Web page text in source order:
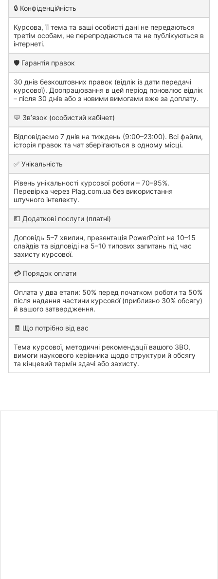
🔒 Конфіденційність
Курсова, її тема та ваші особисті дані не передаються
третім особам, не перепродаються та не публікуються в
інтернеті.
🛡️ Гарантія правок
30 днів безкоштовних правок (відлік із дати передачі
курсової). Доопрацювання в цей період поновлює відлік
– після 30 днів або з новими вимогами вже за доплату.
💬 Зв’язок (особистий кабінет)
Відповідаємо 7 днів на тиждень (9:00–23:00). Всі файли,
історія правок та чат зберігаються в одному місці.
✅ Унікальність
Рівень унікальності курсової роботи – 70–95%.
Перевірка через Plag.com.ua без використання
штучного інтелекту.
💵 Додаткові послуги (платні)
Доповідь 5–7 хвилин, презентація PowerPoint на 10–15
слайдів та відповіді на 5–10 типових запитань під час
захисту курсової.
💳 Порядок оплати
Оплата у два етапи: 50% перед початком роботи та 50%
після надання частини курсової (приблизно 30% обсягу)
й вашого затвердження.
🧾 Що потрібно від вас
Тема курсової, методичні рекомендації вашого ЗВО,
вимоги наукового керівника щодо структури й обсягу
та кінцевий термін здачі або захисту.